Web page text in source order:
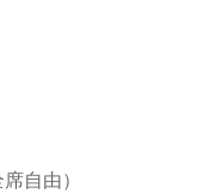
自由）